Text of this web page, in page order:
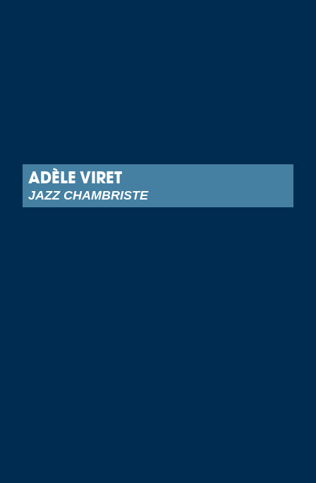
ADÈLE VIRET
JAZZ CHAMBRISTE